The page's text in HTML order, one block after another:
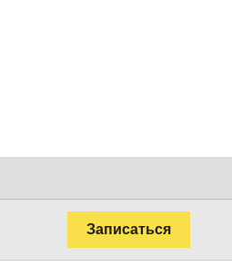
Записаться